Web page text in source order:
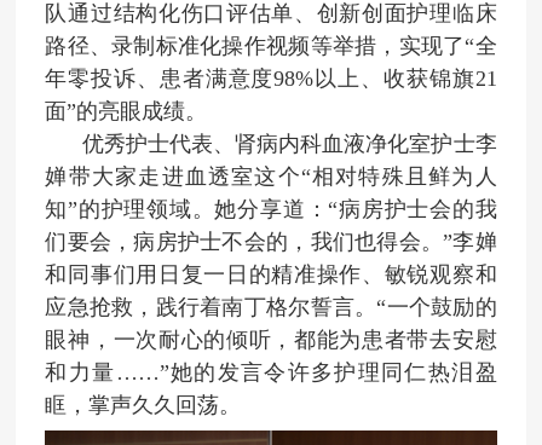
队通过结构化伤口评估单、创新创面护理临床
路径、录制标准化操作视频等举措，实现了“全
年零投诉、患者满意度98%以上、收获锦旗21
面”的亮眼成绩。
优秀护士代表、肾病内科血液净化室护士李
婵带大家走进血透室这个“相对特殊且鲜为人
知”的护理领域。她分享道：“病房护士会的我
们要会，病房护士不会的，我们也得会。”李婵
和同事们用日复一日的精准操作、敏锐观察和
应急抢救，践行着南丁格尔誓言。“一个鼓励的
眼神，一次耐心的倾听，都能为患者带去安慰
和力量……”她的发言令许多护理同仁热泪盈
眶，掌声久久回荡。